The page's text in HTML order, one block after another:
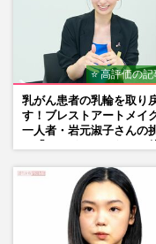
高額
価格
週刊女性
⭐ 高評価の
乳がん患者の乳輪を取り
す！ブレストアートメイ
一人者・岩元淑子さんの